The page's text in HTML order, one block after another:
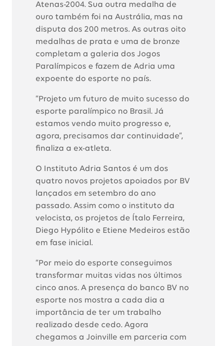
Atenas-2004. Sua outra medalha de
ouro também foi na Austrália, mas na
disputa dos 200 metros. As outras oito
medalhas de prata e uma de bronze
completam a galeria dos Jogos
Paralímpicos e fazem de Adria uma
expoente do esporte no país.
“Projeto um futuro de muito sucesso do
esporte paralímpico no Brasil. Já
estamos vendo muito progresso e,
agora, precisamos dar continuidade”,
finaliza a ex-atleta.
O Instituto Adria Santos é um dos
quatro novos projetos apoiados por BV
lançados em setembro do ano
passado. Assim como o instituto da
velocista, os projetos de Ítalo Ferreira,
Diego Hypólito e Etiene Medeiros estão
em fase inicial.
“Por meio do esporte conseguimos
transformar muitas vidas nos últimos
cinco anos. A presença do banco BV no
esporte nos mostra a cada dia a
importância de ter um trabalho
realizado desde cedo. Agora
chegamos a Joinville em parceria com